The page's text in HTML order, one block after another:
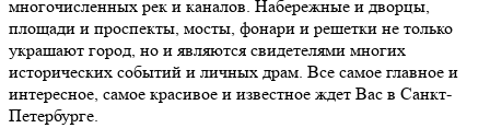
многочисленных рек и каналов. Набережные и дворцы,
площади и проспекты, мосты, фонари и решетки не только
украшают город, но и являются свидетелями многих
исторических событий и личных драм. Все самое главное и
интересное, самое красивое и известное ждет Вас в Санкт-
Петербурге.